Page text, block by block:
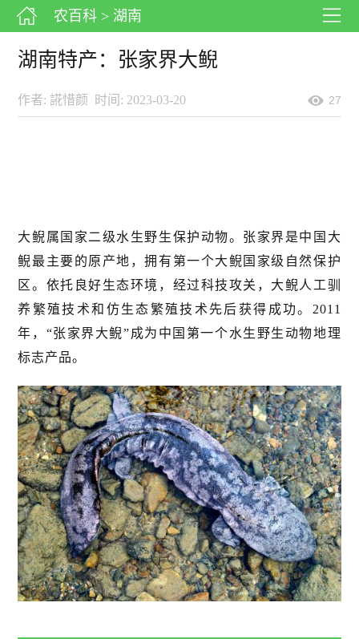
农百科 > 湖南
湖南特产：张家界大鲵
作者: 誮惜颜 时间: 2023-03-20 27
大鲵属国家二级水生野生保护动物。张家界是中国大
鲵最主要的原产地，拥有第一个大鲵国家级自然保护
区。依托良好生态环境，经过科技攻关，大鲵人工驯
养繁殖技术和仿生态繁殖技术先后获得成功。2011
年，“张家界大鲵”成为中国第一个水生野生动物地理
标志产品。